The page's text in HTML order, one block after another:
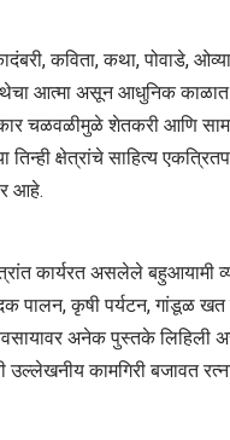
कविता, कथा, पोवाडे,
आत्मा असून आधुनिक
चळवळीमुळे शेतकरी आणि
तिन्ही क्षेत्रांचे साहित्य
आहे.
कार्यरत असलेले
पालन, कृषी पर्यटन, गांडूळ खत
अनेक पुस्तके लिहिली
कामगिरी बजावत